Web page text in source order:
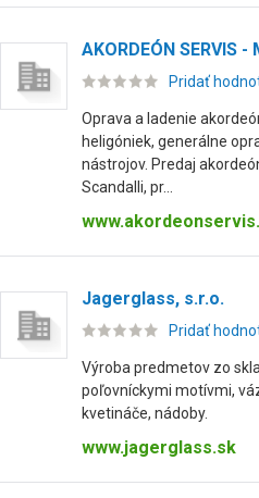
AKORDEÓN SERVIS
Pridať
Oprava a ladenie
heligóniek, generálne
nástrojov. Predaj
Scandalli, pr...
Jagerglass, s.r.o.
Pridať
Výroba predmetov zo
poľovníckymi motívmi,
kvetináče, nádoby.
www.jagerglass.sk